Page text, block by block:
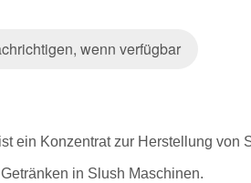
wenn verfügbar
ein Konzentrat zur Herstellung von
in Slush Maschinen.